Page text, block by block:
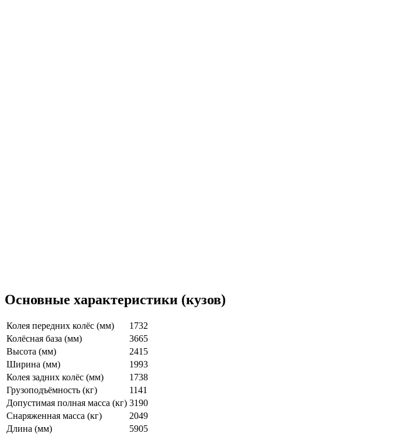
Основные характеристики (кузов)
Колея передних колёс (мм)
1732
Колёсная база (мм)
3665
Высота (мм)
2415
Ширина (мм)
1993
Колея задних колёс (мм)
1738
Грузоподъёмность (кг)
1141
Допустимая полная масса (кг) 3190
Снаряженная масса (кг)
2049
Длина (мм)
5905